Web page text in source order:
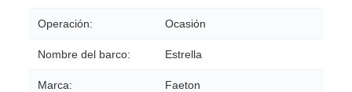
Operación: Ocasión
Nombre del barco: Estrella
Marca: Faeton